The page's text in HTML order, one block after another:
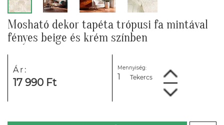
Mosható dekor tapéta trópusi fa mintával
fényes beige és krém színben
Ár:
17 990 Ft
Mennyiség:
Tekercs